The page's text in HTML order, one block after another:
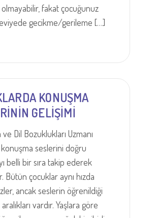
fakat çocuğunuz
gecikme/gerileme […]
KONUŞMA
GELİŞİMİ
Dil Bozuklukları Uzmanı
seslerini doğru
belli bir sıra takip ederek
Bütün çocuklar aynı hızda
ancak seslerin öğrenildiği
vardır. Yaşlara göre